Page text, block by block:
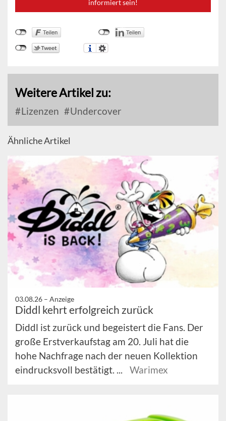
informiert sein!
Weitere Artikel zu:
Lizenzen Undercover
Ähnliche Artikel
03.08.26 – Anzeige
Diddl kehrt erfolgreich zurück
Diddl ist zurück und begeistert die Fans. Der
große Erstverkaufstag am 20. Juli hat die
hohe Nachfrage nach der neuen Kollektion
eindrucksvoll bestätigt. ...
Warimex